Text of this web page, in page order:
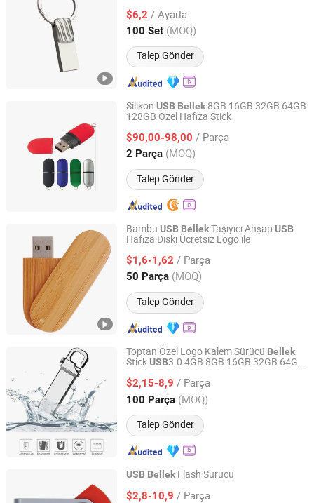
$6,2 / Ayarla
100 Set (MOQ)
Talep Gönder
Zhejiang, China Fiyat 2025
Silikon USB Bellek 8GB 16GB 32GB 64GB
128GB Özel Hafıza Stick
$90,00-98,00 / Parça
2 Parça (MOQ)
Talep Gönder
Fortune Port Electronics Limited.
Guangdong, China Fiyat 2025
Bambu USB BellekTaşıyıcı Ahşap USB
Hafıza Diski Ücretsiz Logo ile
$1,6-1,62 / Parça
50 Parça (MOQ)
Talep Gönder
Shenzhen Creative Memory Technology Limited
Guangdong, China Fiyat 2013
Toptan Özel Logo Kalem Sürücü Bellek
StickUSB3.0 4GB 8GB 16GB 32GB 64GB
$2,15-8,9 / Parça
100 Parça (MOQ)
Talep Gönder
GuangZhou Ronc Electronic Technology co.,LTD
Guangdong, China Fiyat 2009
USB BellekFlash Sürücü
$2,8-10,9 / Parça
Jinggoal International Limited